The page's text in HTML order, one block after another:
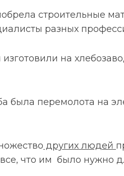
строительные
разных
на
была перемолота на
других людей
что им было нужно